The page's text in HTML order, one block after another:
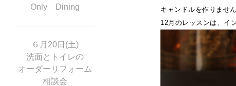
キャンドルを作りませ
12月のレッスンは、イ
Only Dining
６月20日(土)
洗面とトイレの
オーダーリフォーム
相談会